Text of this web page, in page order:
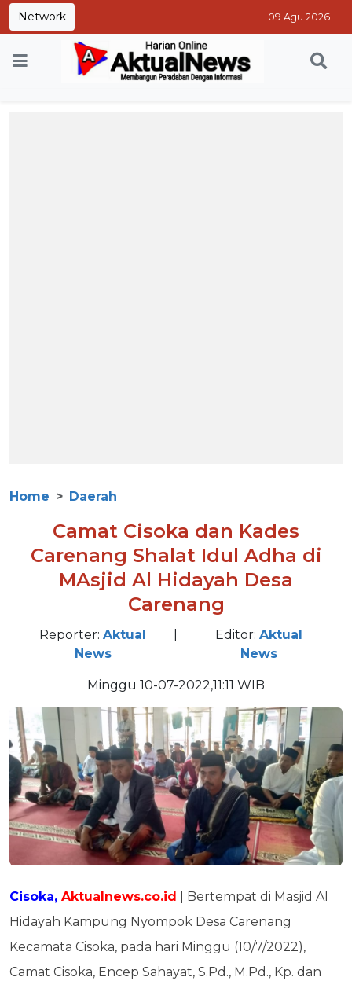
Network 09 Agu 2026
Home Daerah
Camat Cisoka dan Kades
Carenang Shalat Idul Adha di
MAsjid Al Hidayah Desa
Carenang
Reporter: Aktual
News
Editor:Aktual
News
Minggu 10-07-2022,11:11 WIB
Cisoka, Aktualnews.co.id | Bertempat di Masjid Al
Hidayah Kampung Nyompok Desa Carenang
Kecamata Cisoka, pada hari Minggu (10/7/2022),
Camat Cisoka, Encep Sahayat, S.Pd., M.Pd., Kp. dan